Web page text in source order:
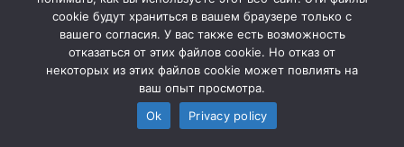
© 2026 Avocatul Poporului Ombudsman. All rights
cookie будут храниться в вашем браузере только с
вашего согласия. У вас также есть возможность
отказаться от этих файлов cookie. Но отказ от
некоторых из этих файлов cookie может повлиять на
ваш опыт просмотра.
Ok
Privacy policy